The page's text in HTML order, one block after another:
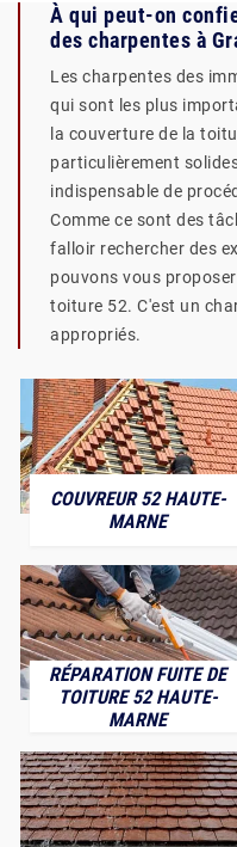
À qui peut-on
des charpentes à
Les charpentes des
qui sont les plus
la couverture de la
particulièrement
indispensable de
Comme ce sont des
falloir rechercher des
pouvons vous
toiture 52. C'est un
appropriés.
COUVREUR 52 HAUTE-
MARNE
RÉPARATION FUITE DE
TOITURE 52 HAUTE-
MARNE